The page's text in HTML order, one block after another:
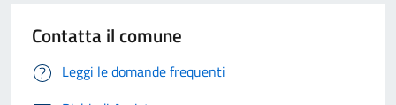
Contatta il comune
Leggi le domande frequenti